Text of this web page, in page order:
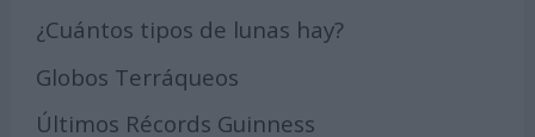
¿Cuántos tipos de lunas hay?
Globos Terráqueos
Últimos Récords Guinness